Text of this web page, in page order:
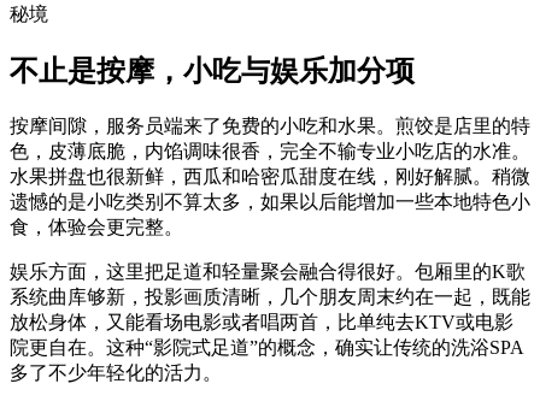
不止是按摩，小吃与娱乐加分项
按摩间隙，服务员端来了免费的小吃和水果。煎饺是店里的特
色，皮薄底脆，内馅调味很香，完全不输专业小吃店的水准。
水果拼盘也很新鲜，西瓜和哈密瓜甜度在线，刚好解腻。稍微
遗憾的是小吃类别不算太多，如果以后能增加一些本地特色小
食，体验会更完整。
娱乐方面，这里把足道和轻量聚会融合得很好。包厢里的K歌
系统曲库够新，投影画质清晰，几个朋友周末约在一起，既能
放松身体，又能看场电影或者唱两首，比单纯去KTV或电影
院更自在。这种“影院式足道”的概念，确实让传统的洗浴SPA
多了不少年轻化的活力。